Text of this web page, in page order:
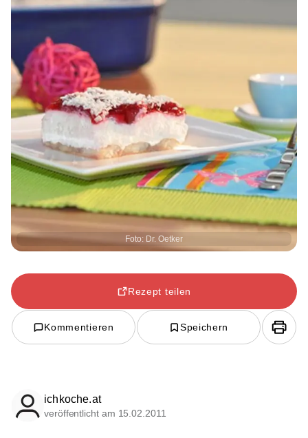
Foto: Dr. Oetker
Rezept teilen
Kommentieren Speichern
ichkoche.at
veröffentlicht am 15.02.2011